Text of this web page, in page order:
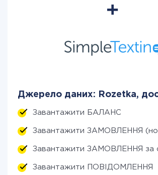
Джерело даних: Rozetka,
Завантажити БАЛАНС
Завантажити ЗАМОВЛЕННЯ
Завантажити ЗАМОВЛЕННЯ за
Завантажити ПОВІДОМЛЕННЯ